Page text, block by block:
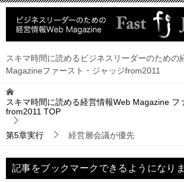
スキマ時間に読めるビジネスリーダーのための
Magazineファースト・ジャッジfrom2011
スキマ時間に読める経営情報Web Magazine フ
from2011 TOP
第5章実行 経営層会議が優先
記事をブックマークできるようになり